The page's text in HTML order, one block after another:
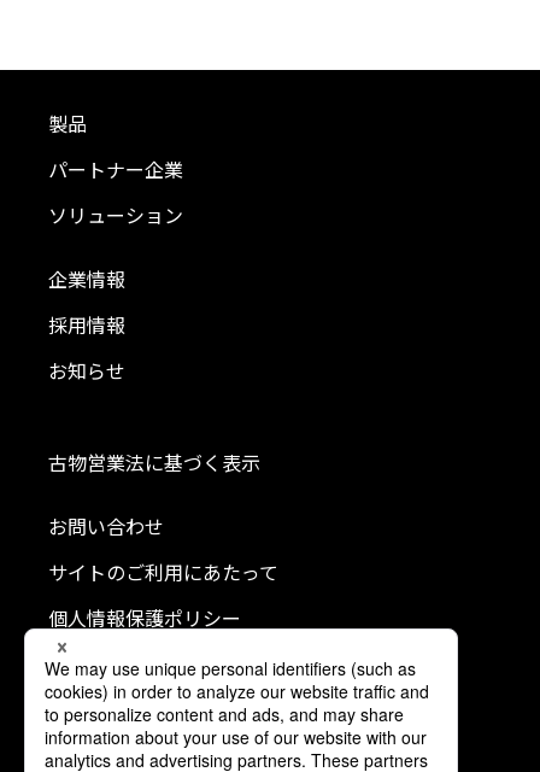
製品
パートナー企業
ソリューション
企業情報
採用情報
お知らせ
古物営業法に基づく表示
お問い合わせ
サイトのご利用にあたって
個人情報保護ポリシー
クッキーポリシー
利用者情報の外部送信について